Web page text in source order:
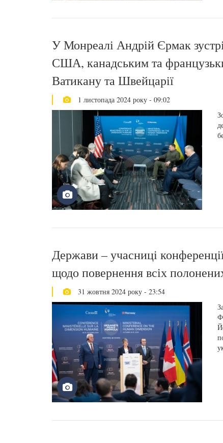
У Монреалі Андрій Єрмак
США, канадським та
Ватикану та Швейцарії
1 листопада 2024 року - 09:02
Держави – учасниці
щодо повернення всіх
31 жовтня 2024 року - 23:54